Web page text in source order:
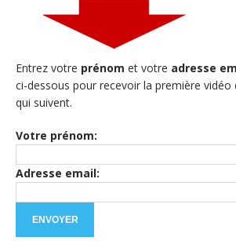
Entrez votre prénom et votre adresse
ci-dessous pour recevoir la première vidéo
qui suivent.
Votre prénom:
Adresse email: